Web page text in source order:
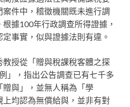
件中，稽徵機關既未進行調
據100年行政調查所得證據，
事實，似與證據法則有違。
授從「贈與稅課稅客體之探
」，指出公告調查已有七千多
與」，並無人稱為「學
均認為無償給與，並非有對